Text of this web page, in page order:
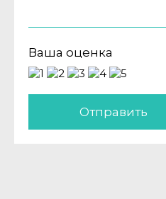
Ваша оценка
Отправить